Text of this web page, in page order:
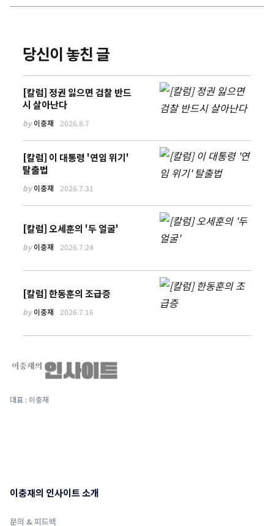
당신이 놓친 글
[칼럼] 정권 잃으면 검찰 반드
시 살아난다
by이충재 2026.8.7
[칼럼] 이 대통령 '연임 위기'
탈출법
by이충재 2026.7.31
[칼럼] 오세훈의 '두 얼굴'
by이충재 2026.7.24
[칼럼] 한동훈의 조급증
by이충재 2026.7.16
대표 : 이충재
이충재의 인사이트 소개
문의 & 피드백